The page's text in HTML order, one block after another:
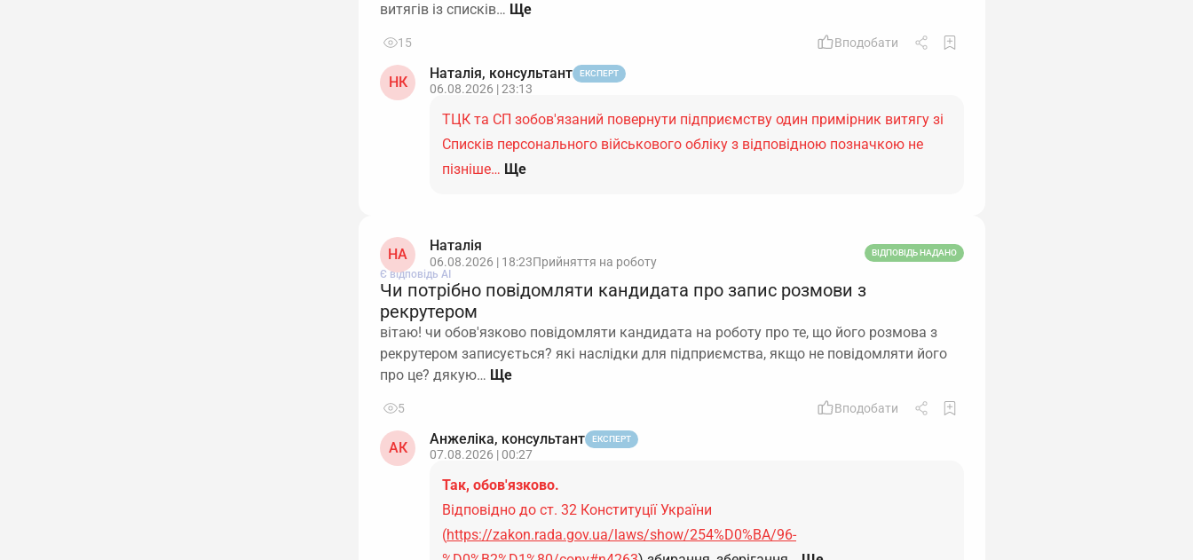
витягів із списків…
15 Вподобати
НК
Наталія, консультант ЕКСПЕРТ
06.08.2026 | 23:13
ТЦК та СП зобов'язаний повернути підприємству один примірник витягу зі
Списків персонального військового обліку з відповідною позначкою не
пізніше… Ще
НА
Наталія
06.08.2026 | 18:23Прийняття на роботу
ВІДПОВІДЬ НАДАНО
Є відповідь АІ
Чи потрібно повідомляти кандидата про запис розмови з
рекрутером
вітаю! чи обов'язково повідомляти кандидата на роботу про те, що його розмова з
рекрутером записується? які наслідки для підприємства, якщо не повідомляти його
про це? дякую…
5 Вподобати
АК
Анжеліка, консультант ЕКСПЕРТ
07.08.2026 | 00:27
Так, обов'язково.
Відповідно до ст. 32 Конституції України
(https://zakon.rada.gov.ua/laws/show/254%D0%BA/96-